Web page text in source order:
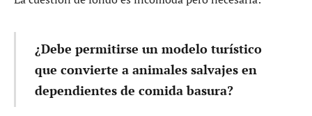
¿Debe permitirse un modelo turístico
que convierte a animales salvajes en
dependientes de comida basura?